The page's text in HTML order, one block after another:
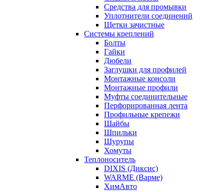
Средства для промывки
Уплотнители соединений
Щетки зачистные
Системы креплений
Болты
Гайки
Дюбели
Заглушки для профилей
Монтажные консоли
Монтажные профили
Муфты соединительные
Перфорированная лента
Профильные крепежи
Шайбы
Шпильки
Шурупы
Хомуты
Теплоноситель
DIXIS (Диксис)
WARME (Варме)
ХимАвто